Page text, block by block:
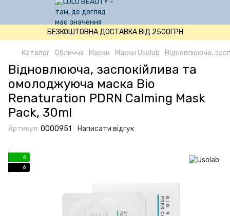
БЕЗКОШТОВНА ДОСТАВКА ВІД 2500ГРН
Каталог Обличчя Маски Маски Usolab Відновлююча,
Відновлююча, заспокійлива та
омолоджуюча маска Bio
Renaturation PDRN Calming Mask
Pack, 30ml
Артикул: 0000951 Написати відгук
6
6